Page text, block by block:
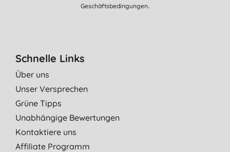
Geschäftsbedingungen..
Schnelle Links
Über uns
Unser Versprechen
Grüne Tipps
Unabhängige Bewertungen
Kontaktiere uns
Affiliate Programm